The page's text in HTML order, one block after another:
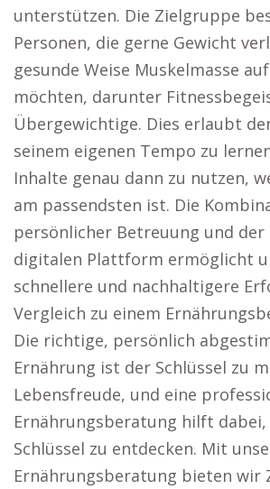
unterstützen. Die Zielgruppe
Personen, die gerne Gewicht
gesunde Weise Muskelmasse
möchten, darunter
Übergewichtige. Dies erlaubt
seinem eigenen Tempo zu
Inhalte genau dann zu nutzen,
am passendsten ist. Die
persönlicher Betreuung und
digitalen Plattform ermöglicht
schnellere und nachhaltigere
Vergleich zu einem
Die richtige, persönlich
Ernährung ist der Schlüssel zu
Lebensfreude, und eine
Ernährungsberatung hilft dabei,
Schlüssel zu entdecken. Mit
Ernährungsberatung bieten wir